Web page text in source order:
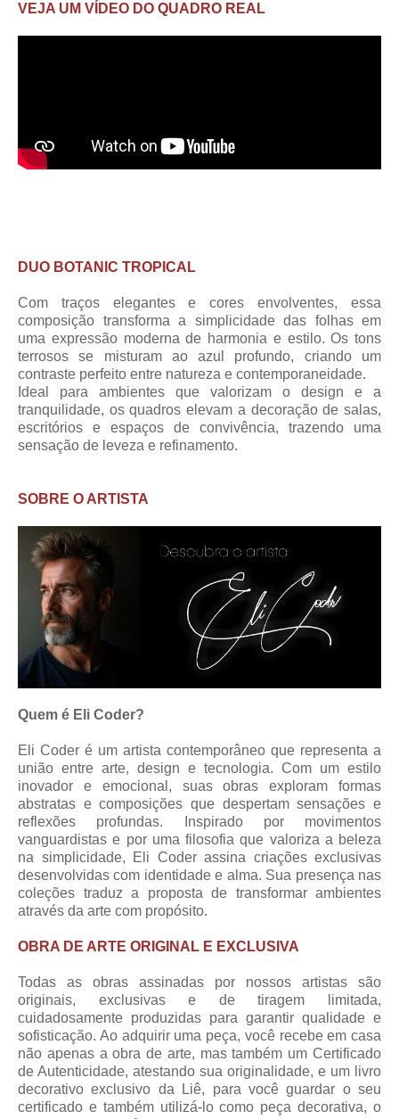
VEJA UM VÍDEO DO QUADRO REAL
DUO BOTANIC TROPICAL
Com traços elegantes e cores envolventes, essa
composição transforma a simplicidade das folhas em
uma expressão moderna de harmonia e estilo. Os tons
terrosos se misturam ao azul profundo, criando um
contraste perfeito entre natureza e contemporaneidade.
Ideal para ambientes que valorizam o design e a
tranquilidade, os quadros elevam a decoração de salas,
escritórios e espaços de convivência, trazendo uma
sensação de leveza e refinamento.
SOBRE O ARTISTA
Quem é Eli Coder?
Eli Coder é um artista contemporâneo que representa a
união entre arte, design e tecnologia. Com um estilo
inovador e emocional, suas obras exploram formas
abstratas e composições que despertam sensações e
reflexões profundas. Inspirado por movimentos
vanguardistas e por uma filosofia que valoriza a beleza
na simplicidade, Eli Coder assina criações exclusivas
desenvolvidas com identidade e alma. Sua presença nas
coleções traduz a proposta de transformar ambientes
através da arte com propósito.
OBRA DE ARTE ORIGINAL E EXCLUSIVA
Todas as obras assinadas por nossos artistas são
originais, exclusivas e de tiragem limitada,
cuidadosamente produzidas para garantir qualidade e
sofisticação. Ao adquirir uma peça, você recebe em casa
não apenas a obra de arte, mas também um Certificado
de Autenticidade, atestando sua originalidade, e um livro
decorativo exclusivo da Liê, para você guardar o seu
certificado e também utilizá-lo como peça decorativa, o